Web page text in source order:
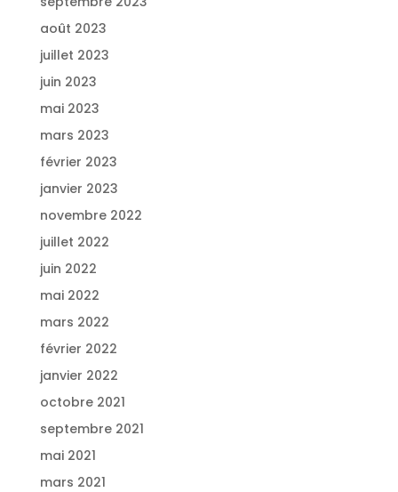
août 2023
juillet 2023
juin 2023
mai 2023
mars 2023
février 2023
janvier 2023
novembre 2022
juillet 2022
juin 2022
mai 2022
mars 2022
février 2022
janvier 2022
octobre 2021
septembre 2021
mai 2021
mars 2021